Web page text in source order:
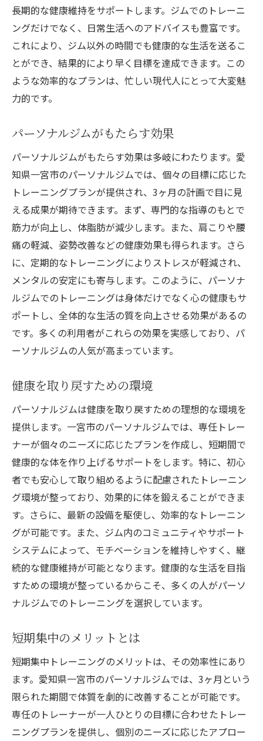
長期的な健康維持をサポートします。ジムでのトレーニ
ングだけでなく、日常生活へのアドバイスも豊富です。
これにより、ジム以外の時間でも健康的な生活を送るこ
とができ、結果的により早く目標を達成できます。この
ような効率的なプランは、忙しい現代人にとって大変魅
力的です。
パーソナルジムがもたらす効果
パーソナルジムがもたらす効果は多岐にわたります。愛
知県一宮市のパーソナルジムでは、個々の目標に応じた
トレーニングプランが提供され、3ヶ月の計画で目に見
える成果が期待できます。まず、専門的な指導のもとで
筋力が向上し、体脂肪が減少します。また、肩こりや腰
痛の軽減、姿勢改善などの健康効果も得られます。さら
に、定期的なトレーニングによりストレスが軽減され、
メンタルの安定にも寄与します。このように、パーソナ
ルジムでのトレーニングは身体だけでなく心の健康もサ
ポートし、全体的な生活の質を向上させる効果があるの
です。多くの利用者がこれらの効果を実感しており、パ
ーソナルジムの人気が高まっています。
健康を取り戻すための環境
パーソナルジムは健康を取り戻すための理想的な環境を
提供します。一宮市のパーソナルジムでは、専任トレー
ナーが個々のニーズに応じたプランを作成し、短期間で
健康的な体を作り上げるサポートをします。特に、初心
者でも安心して取り組めるように配慮されたトレーニン
グ環境が整っており、効果的に体を鍛えることができま
す。さらに、最新の設備を駆使し、効率的なトレーニン
グが可能です。また、ジム内のコミュニティやサポート
システムによって、モチベーションを維持しやすく、継
続的な健康維持が可能となります。健康的な生活を目指
すための環境が整っているからこそ、多くの人がパーソ
ナルジムでのトレーニングを選択しています。
短期集中のメリットとは
短期集中トレーニングのメリットは、その効率性にあり
ます。愛知県一宮市のパーソナルジムでは、3ヶ月という
限られた期間で体質を劇的に改善することが可能です。
専任のトレーナーが一人ひとりの目標に合わせたトレー
ニングプランを提供し、個別のニーズに応じたアプロー